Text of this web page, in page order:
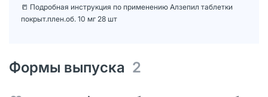
📒 Подробная инструкция по применению Алзепил таблетки
покрыт.плен.об. 10 мг 28 шт
Формы выпуска 2